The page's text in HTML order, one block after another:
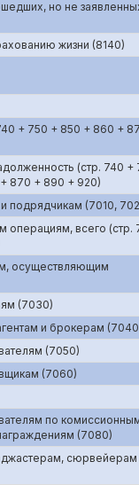
но не
жизни (8140)
+ 750 + 850 + 860 +
(стр. 740 +
870 + 890 + 920)
подрядчикам (7010,
операциям, всего (стр.
осуществляющим
(7030)
и брокерам
(7050)
(7060)
по
(7080)
сюрвейерам